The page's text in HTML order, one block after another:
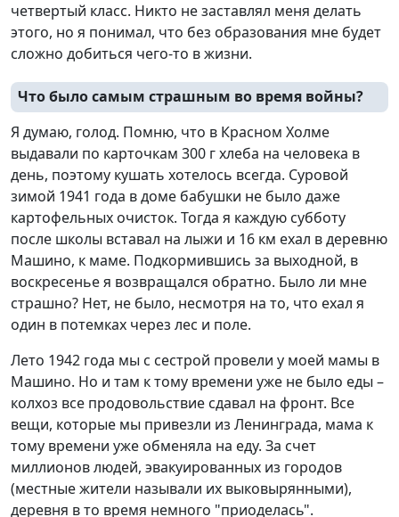
четвертый класс. Никто не заставлял меня делать
этого, но я понимал, что без образования мне будет
сложно добиться чего-то в жизни.
Что было самым страшным во время войны?
Я думаю, голод. Помню, что в Красном Холме
выдавали по карточкам 300 г хлеба на человека в
день, поэтому кушать хотелось всегда. Суровой
зимой 1941 года в доме бабушки не было даже
картофельных очисток. Тогда я каждую субботу
после школы вставал на лыжи и 16 км ехал в деревню
Машино, к маме. Подкормившись за выходной, в
воскресенье я возвращался обратно. Было ли мне
страшно? Нет, не было, несмотря на то, что ехал я
один в потемках через лес и поле.
Лето 1942 года мы с сестрой провели у моей мамы в
Машино. Но и там к тому времени уже не было еды –
колхоз все продовольствие сдавал на фронт. Все
вещи, которые мы привезли из Ленинграда, мама к
тому времени уже обменяла на еду. За счет
миллионов людей, эвакуированных из городов
(местные жители называли их выковырянными),
деревня в то время немного "приоделась".